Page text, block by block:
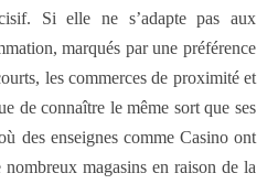
Si elle ne s’adapte pas aux
marqués par une préférence
les commerces de proximité et
de connaître le même sort que ses
des enseignes comme Casino ont
magasins en raison de la